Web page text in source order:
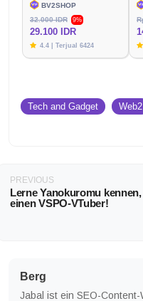
BV2SHOP
32.000 IDR
9%
29.100 IDR
4.4 | Terjual 6424
Tech and Gadget Web2
PREVIOUS
Lerne Yanokuromu kennen,
einen VSPO-VTuber!
Berg
Jabal ist ein SEO-